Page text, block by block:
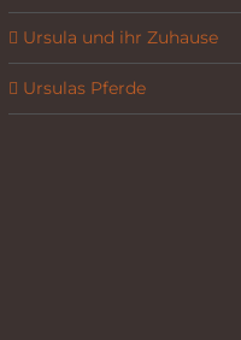
Ursula und ihr Zuhause
Ursulas Pferde